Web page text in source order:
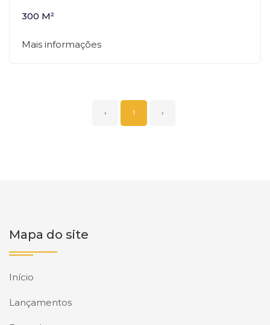
300 M²
Mais informações
‹ 1 ›
Mapa do site
Início
Lançamentos